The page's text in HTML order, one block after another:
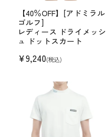
【40％OFF】[アドミラル
ゴルフ]
レディース ドライメッシ
ュ ドットスカート
¥9,240(税込)